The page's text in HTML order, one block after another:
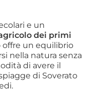
e un
dei primi
offre un equilibrio
nella natura senza
di avere il
di Soverato